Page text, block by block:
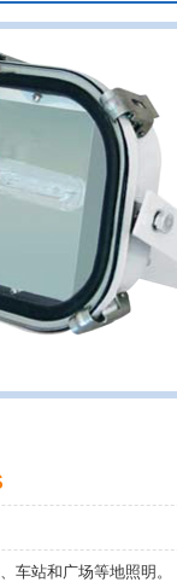
车站和广场等地照明。